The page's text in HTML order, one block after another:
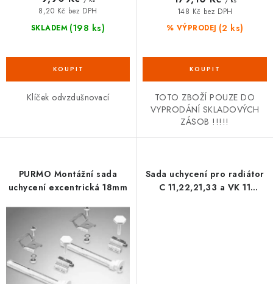
SKLADEM (198 ks)
8,20 Kč bez DPH
Klíček odvzdušnovací
% VÝPRODEJ (2 ks)
148 Kč bez DPH
TOTO ZBOŽÍ POUZE DO
VYPRODÁNÍ SKLADOVÝCH
ZÁSOB !!!!!
PURMO Montážní sada
uchycení excentrická 18mm
Sada uchycení pro radiátor
C 11,22,21,33 a VK 11